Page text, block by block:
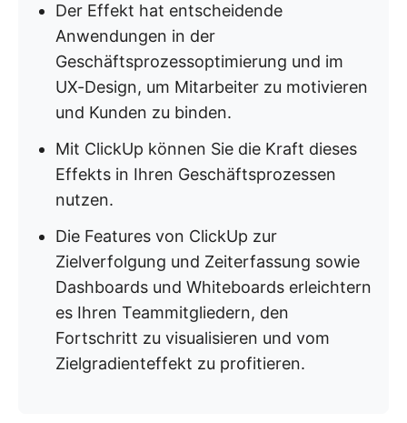
Der Effekt hat entscheidende
Anwendungen in der
Geschäftsprozessoptimierung und im
UX-Design, um Mitarbeiter zu motivieren
und Kunden zu binden.
Mit ClickUp können Sie die Kraft dieses
Effekts in Ihren Geschäftsprozessen
nutzen.
Die Features von ClickUp zur
Zielverfolgung und Zeiterfassung sowie
Dashboards und Whiteboards erleichtern
es Ihren Teammitgliedern, den
Fortschritt zu visualisieren und vom
Zielgradienteffekt zu profitieren.